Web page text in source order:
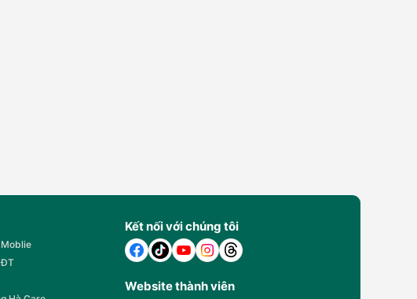
Kết nối với chúng tôi
Website thành viên